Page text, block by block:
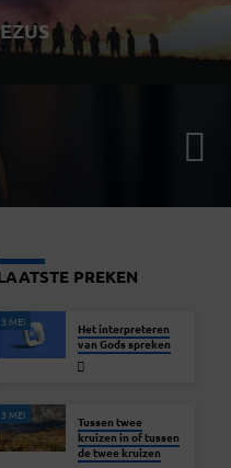
PREKEN
3 MEI
Het interpreteren
van Gods spreken
3 MEI
Tussen twee
kruizen in of tussen
de twee kruizen